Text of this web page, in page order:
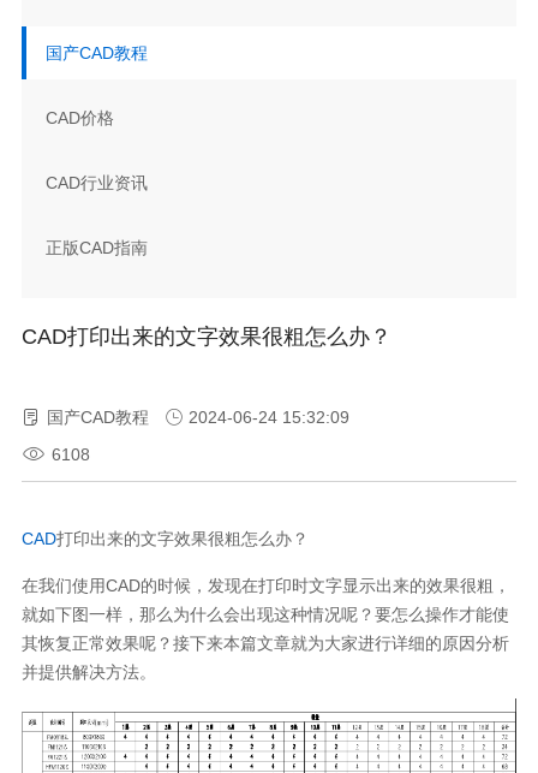
国产CAD教程
CAD价格
CAD行业资讯
正版CAD指南
CAD打印出来的文字效果很粗怎么办？
国产CAD教程
2024-06-24 15:32:09
6108
CAD打印出来的文字效果很粗怎么办？
在我们使用CAD的时候，发现在打印时文字显示出来的效果很粗，
就如下图一样，那么为什么会出现这种情况呢？要怎么操作才能使
其恢复正常效果呢？接下来本篇文章就为大家进行详细的原因分析
并提供解决方法。